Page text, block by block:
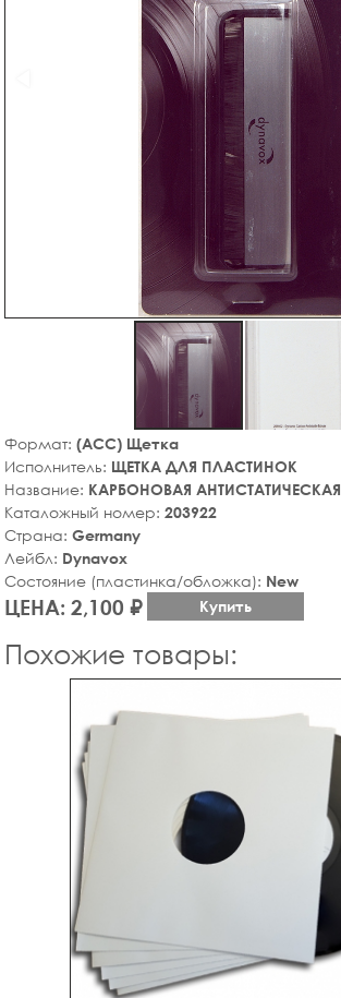
Формат: (ACC) Щетка
Исполнитель: ЩЕТКА ДЛЯ ПЛАСТИНОК
Название: КАРБОНОВАЯ АНТИСТАТИЧЕСКАЯ
Каталожный номер: 203922
Страна: Germany
Лейбл: Dynavox
Состояние (пластинка/обложка): New
ЦЕНА: 2,100 ₽ Купить
Похожие товары: